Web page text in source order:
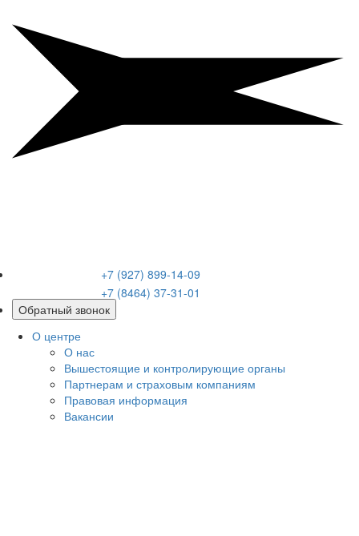
+7 (927) 899-14-09
+7 (8464) 37-31-01
Обратный звонок
О центре
О нас
Вышестоящие и контролирующие органы
Партнерам и страховым компаниям
Правовая информация
Вакансии